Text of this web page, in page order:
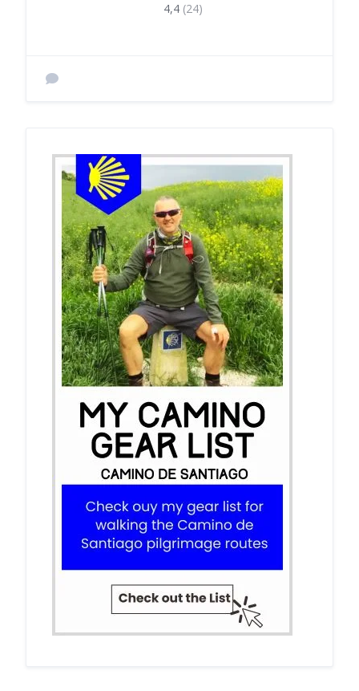
4,4 (24)